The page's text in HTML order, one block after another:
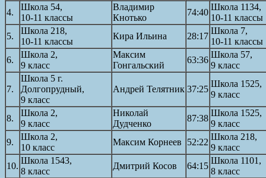
4.
Школа 54,
10-11 классы
Владимир
Кнотько
74:40
Школа 1134,
10-11 классы
5.
Школа 218,
10-11 классы
Кира Ильина 28:17
Школа 7,
10-11 классы
6.
Школа 2,
9 класс
Максим
Гонгальский
63:36
Школа 57,
9 класс
7.
Школа 5 г.
Долгопрудный,
9 класс
Андрей Телятник 37:25
Школа 1525,
9 класс
8.
Школа 2,
9 класс
Николай
Дудченко
87:38
Школа 1525,
9 класс
9.
Школа 2,
10 класс
Максим Корнеев 52:22
Школа 218,
9 класс
10.
Школа 1543,
8 класс
Дмитрий Косов 64:15
Школа 1101,
8 класс